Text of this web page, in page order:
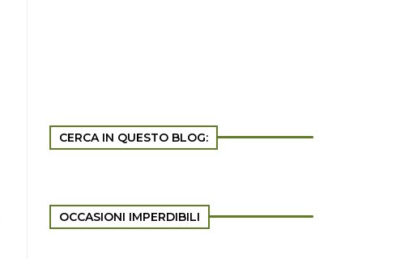
CERCA IN QUESTO BLOG:
OCCASIONI IMPERDIBILI